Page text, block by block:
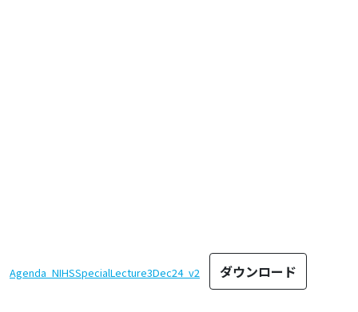
Agenda_NIHSSpecialLecture3Dec24_v2 ダウンロード